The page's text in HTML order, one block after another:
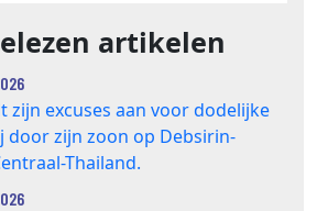
artikelen
zijn excuses aan voor dodelijke
door zijn zoon op Debsirin-
Thailand.